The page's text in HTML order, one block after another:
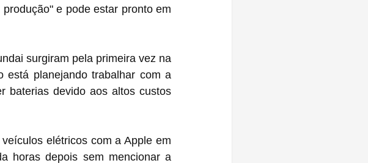
e pode estar pronto em
surgiram pela primeira vez na
está planejando trabalhar com a
baterias devido aos altos custos
elétricos com a Apple em
horas depois sem mencionar a